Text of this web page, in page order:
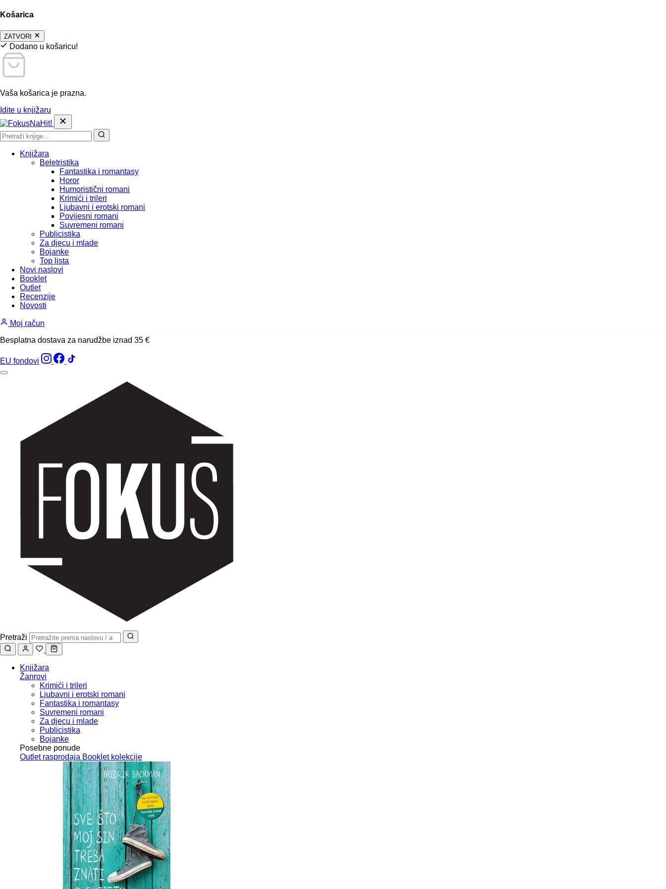
Košarica
ZATVORI
Dodano u košaricu!
Vaša košarica je prazna.
Idite u knjižaru
Knjižara
Beletristika
Fantastika i romantasy
Horor
Humoristični romani
Krimići i trileri
Ljubavni i erotski romani
Povijesni romani
Suvremeni romani
Publicistika
Za djecu i mlade
Bojanke
Top lista
Novi naslovi
Booklet
Outlet
Recenzije
Novosti
Moj račun
Besplatna dostava za narudžbe iznad 35 €
EU fondovi
Pretraži
Knjižara
Žanrovi
Krimići i trileri
Ljubavni i erotski romani
Fantastika i romantasy
Suvremeni romani
Za djecu i mlade
Publicistika
Bojanke
Posebne ponude
Outlet rasprodaja Booklet kolekcije